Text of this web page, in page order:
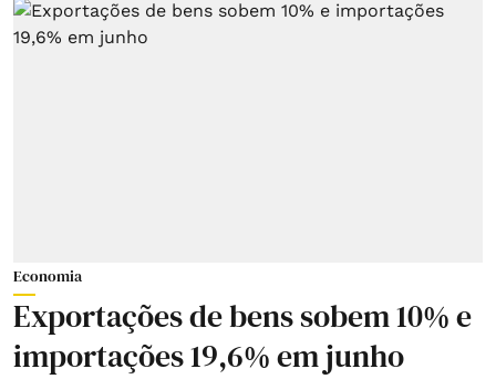
Economia
Exportações de bens sobem 10% e
importações 19,6% em junho